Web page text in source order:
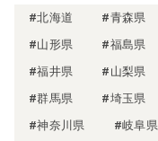
#北海道 #青森県
#山形県
#福島県
#福井県
#山梨県
#群馬県
#埼玉県
#神奈川県
#岐阜県